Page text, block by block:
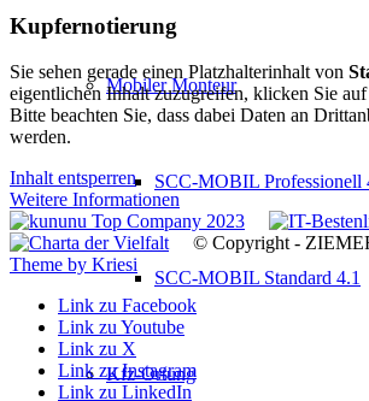
Mobiler Monteur
SCC-MOBIL Professionell
SCC-MOBIL Standard 4.1
Kfz-Ortung
Kupfernotierung
Sie sehen gerade einen Platzhalterinhalt von
eigentlichen Inhalt zuzugreifen, klicken Sie
Bitte beachten Sie, dass dabei Daten an
werden.
Inhalt entsperren
Weitere Informationen
© Copyright -
Theme by Kriesi
Link zu Facebook
Link zu Youtube
Link zu X
Link zu Instagram
Link zu LinkedIn